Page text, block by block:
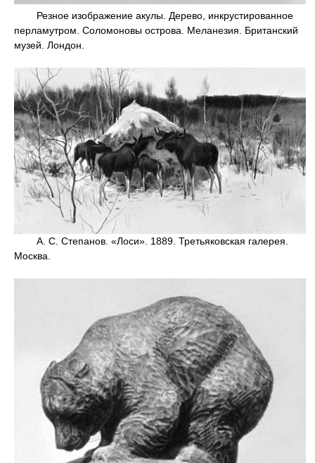
Резное изображение акулы. Дерево, инкрустированное
перламутром. Соломоновы острова. Меланезия. Британский
музей. Лондон.
А. С. Степанов. «Лоси». 1889. Третьяковская галерея.
Москва.